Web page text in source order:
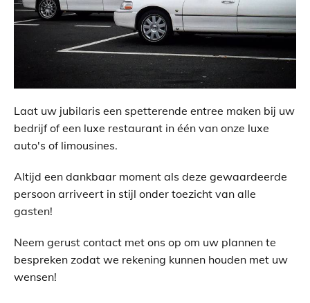
Laat uw jubilaris een spetterende entree maken bij uw
bedrijf of een luxe restaurant in één van onze luxe
auto's of limousines.
Altijd een dankbaar moment als deze gewaardeerde
persoon arriveert in stijl onder toezicht van alle
gasten!
Neem gerust contact met ons op om uw plannen te
bespreken zodat we rekening kunnen houden met uw
wensen!